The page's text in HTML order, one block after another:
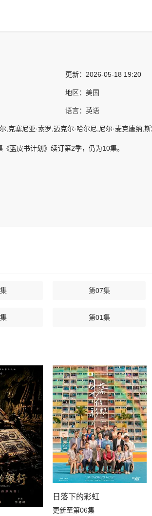
更新： 2026-05-18 19:20
地区： 美国
语言： 英语
,克塞尼亚·索罗,迈克尔·哈尔尼,尼尔·麦克唐
蓝皮书计划》续订第2季，仍为10集。
第07集
第01集
日落下的彩虹
更新至第06集